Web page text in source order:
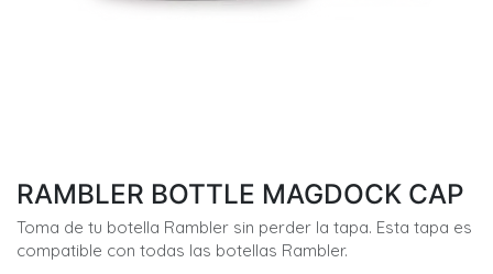
RAMBLER BOTTLE MAGDOCK CAP
Toma de tu botella Rambler sin perder la tapa. Esta tapa es
compatible con todas las botellas Rambler.